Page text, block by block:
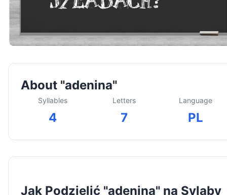
About "adenina"
Syllables
4
Letters
7
Language
PL
Jak Podzielić "adenina" na Sylaby